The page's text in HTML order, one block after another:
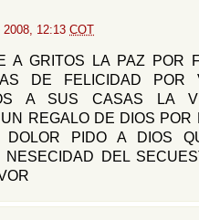
2008, 12:13 COT
A GRITOS LA PAZ POR
DE FELICIDAD POR
A SUS CASAS LA
REGALO DE DIOS POR
DOLOR PIDO A DIOS
NESECIDAD DEL